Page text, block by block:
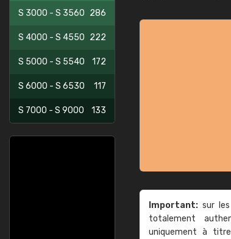
S 3000 - S 3560 286
S 4000 - S 4550 222
S 5000 - S 5540 172
S 6000 - S 6530 117
S 7000 - S 9000 133
Important: sur
totalement
uniquement à